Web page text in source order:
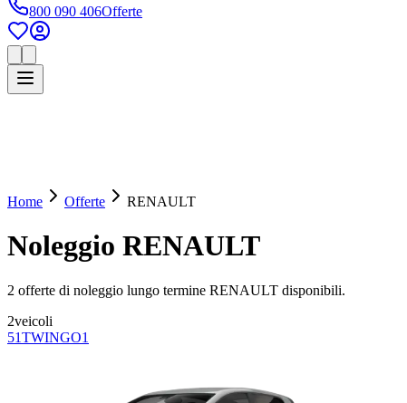
800 090 406Offerte
Home Offerte RENAULT
Noleggio RENAULT
2 offerte di noleggio lungo termine RENAULT disponibili.
2veicoli
51TWINGO1